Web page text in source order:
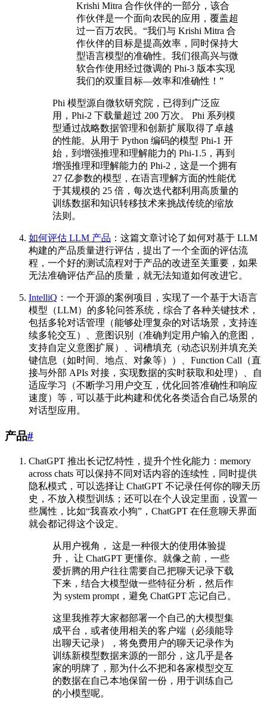
Krishi Mitra 合作伙伴的一部分，该合
作伙伴是一个面向农民的应用，覆盖超
过一百万农民。“我们与 Krishi Mitra 合
作伙伴的目标是提高效率，同时保持大
型语言模型的准确性。我们很高兴与微
软合作使用经过微调的 Phi-3 版本实现
我们的双重目标—效率和准确性！”
Phi 模型源自微软研究院，已得到广泛应
用，Phi-2 下载量超过 200 万次。 Phi 系列模
型通过战略数据管理和创新扩展取得了卓越
的性能。从用于 Python 编码的模型 Phi-1 开
始，到增强推理和理解能力的 Phi-1.5，再到
增强推理和理解能力的 Phi-2，这是一个拥有
27 亿参数的模型，在语言理解方面的性能优
于其规模的 25 倍，每次迭代都利用高质量的
训练数据和知识转移技术来挑战传统的缩放
法则。
如何评估 LLM 产品 ：这篇文章讨论了如何对基于 LLM
构建的产品质量进行评估，提出了一个全面的评估流
程，一个好的测试流程对于产品的改进至关重要，如果
无法准确评估产品的质量，就无法知道如何改进它。
IntelliQ ：一个开源的案例项目，实现了一个基于大语言
模型（LLM）的多轮问答系统，综合了各种关键技术，
包括多轮对话管理（能够处理复杂的对话场景，支持连
续多轮交互）、意图识别（准确判定用户输入的意图，
支持自定义意图扩展）、词槽填充（动态识别并填充关
键信息（如时间、地点、对象等））、Function Call（直
接与外部 APIs 对接，实现数据的实时获取和处理）、自
适应学习（不断学习用户交互，优化回答准确性和响应
速度）等，可以基于此构建和优化各类适合自己场景的
对话型应用。
产品#
ChatGPT 推出长记忆特性，提升个性化能力：memory
across chats 可以保持不同对话内容的连续性，同时提供
隐私模式，可以选择让 ChatGPT 不记录任何你的聊天历
史，不放入模型训练；还可以在个人设定里面，设置一
些属性，比如“我喜欢小狗”，ChatGPT 在任意聊天界面
就会都记得这个设定。
从用户视角， 这是一种很大的使用体验提
升， 让 ChatGPT 更懂你。就像之前，一些
爱折腾的用户往往需要自己把聊天记录下载
下来，结合大模型做一些特征分析，然后作
为 system prompt，避免 ChatGPT 忘记自己。
这里我推荐大家都部署一个自己的大模型集
成平台，或者使用相关的客户端（必须能导
出聊天记录），将免费用户的聊天记录作为
训练新模型数据来源的一部分，这几乎是各
家的明牌了，那为什么不把和各家模型交互
的数据在自己本地保留一份，用于训练自己
的小模型呢。